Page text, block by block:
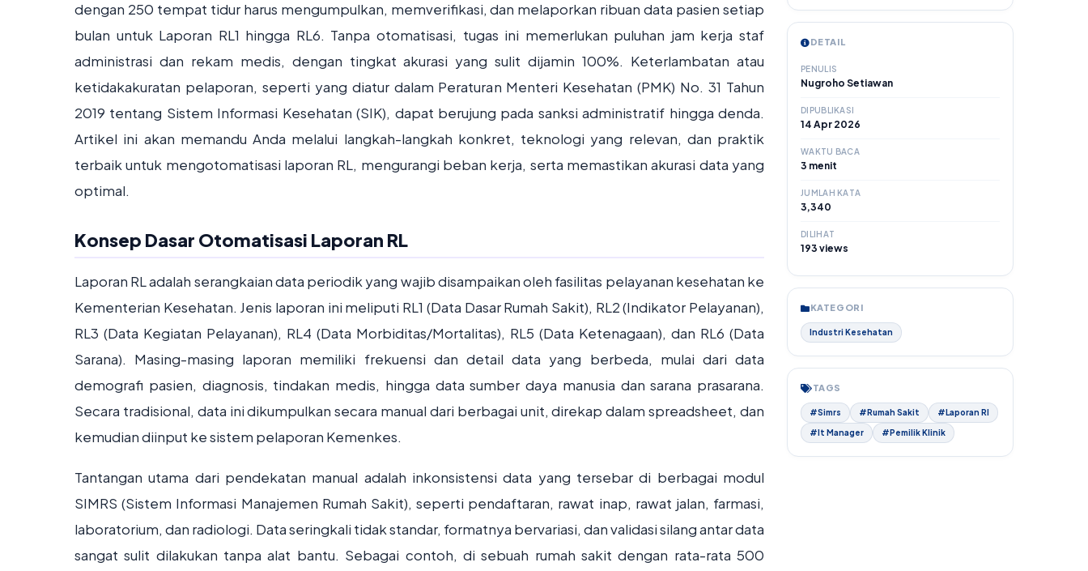
dengan 250 tempat tidur harus mengumpulkan, memverifikasi, dan melaporkan ribuan data pasien setiap
bulan untuk Laporan RL1 hingga RL6. Tanpa otomatisasi, tugas ini memerlukan puluhan jam kerja staf
administrasi dan rekam medis, dengan tingkat akurasi yang sulit dijamin 100%. Keterlambatan atau
ketidakakuratan pelaporan, seperti yang diatur dalam Peraturan Menteri Kesehatan (PMK) No. 31 Tahun
2019 tentang Sistem Informasi Kesehatan (SIK), dapat berujung pada sanksi administratif hingga denda.
Artikel ini akan memandu Anda melalui langkah-langkah konkret, teknologi yang relevan, dan praktik
terbaik untuk mengotomatisasi laporan RL, mengurangi beban kerja, serta memastikan akurasi data yang
optimal.
Konsep Dasar Otomatisasi Laporan RL
Laporan RL adalah serangkaian data periodik yang wajib disampaikan oleh fasilitas pelayanan kesehatan ke
Kementerian Kesehatan. Jenis laporan ini meliputi RL1 (Data Dasar Rumah Sakit), RL2 (Indikator Pelayanan),
RL3 (Data Kegiatan Pelayanan), RL4 (Data Morbiditas/Mortalitas), RL5 (Data Ketenagaan), dan RL6 (Data
Sarana). Masing-masing laporan memiliki frekuensi dan detail data yang berbeda, mulai dari data
demografi pasien, diagnosis, tindakan medis, hingga data sumber daya manusia dan sarana prasarana.
Secara tradisional, data ini dikumpulkan secara manual dari berbagai unit, direkap dalam spreadsheet, dan
kemudian diinput ke sistem pelaporan Kemenkes.
Tantangan utama dari pendekatan manual adalah inkonsistensi data yang tersebar di berbagai modul
SIMRS (Sistem Informasi Manajemen Rumah Sakit), seperti pendaftaran, rawat inap, rawat jalan, farmasi,
laboratorium, dan radiologi. Data seringkali tidak standar, formatnya bervariasi, dan validasi silang antar data
sangat sulit dilakukan tanpa alat bantu. Sebagai contoh, di sebuah rumah sakit dengan rata-rata 500
DETAIL
PENULIS
Nugroho Setiawan
DIPUBLIKASI
14 Apr 2026
WAKTU BACA
3 menit
JUMLAH KATA
3,340
DILIHAT
193 views
KATEGORI
Industri Kesehatan
TAGS
#Simrs #Rumah Sakit #Laporan Rl
#It Manager #Pemilik Klinik